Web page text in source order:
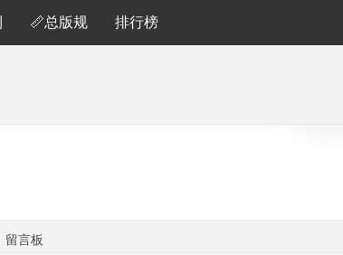
📏总版规 排行榜
留言板